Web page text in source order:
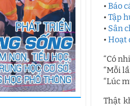
•Báo
•Tập
• Sân
•Hoạt
“Có
“Mỗi
“Lúc
Thật